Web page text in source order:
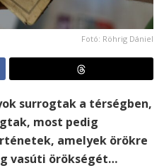
Fotó: Röhrig Dániel
surrogtak a térségben,
most pedig
amelyek örökre
vasúti örökségét…